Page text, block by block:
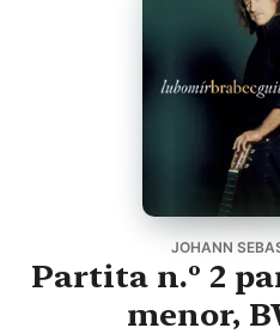
JOHANN
Partita n.º 2
menor,